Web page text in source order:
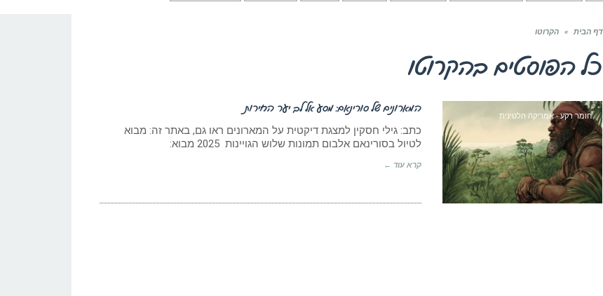
דף הבית » הקרוטו
כל הפוסטים בהקרוטו
חומר רקע - אמריקה הלטינית
המארונים של סורינאם: מסע אל לב יער החירות
כתב: גילי חסקין למצגת דיקטית על המארונים ראו גם, באתר זה: מבוא
לטיול בסורינאם אלבום תמונות שלוש הגויינות 2025 מבוא:
קרא עוד ←